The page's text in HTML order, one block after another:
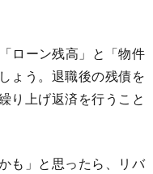
ローン残高」と「物件
ょう。退職後の残債を
り上げ返済を行うこと
も」と思ったら、リバ